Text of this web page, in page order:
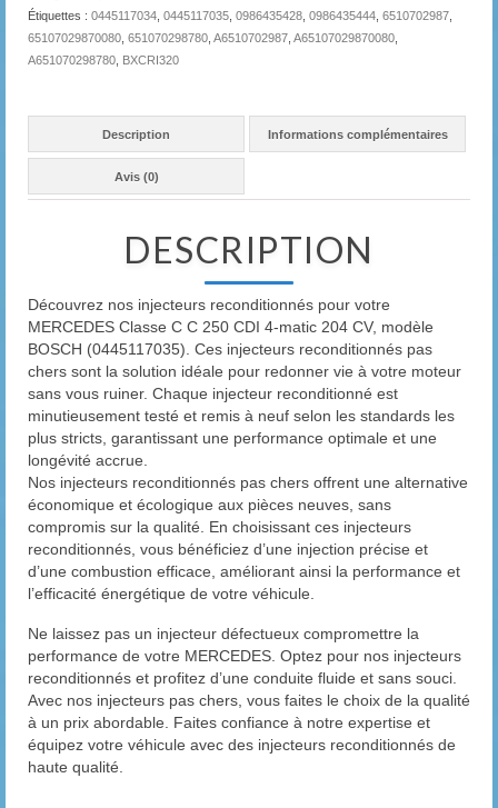
Étiquettes : 0445117034 0445117035 0986435428 0986435444 6510702987
65107029870080 651070298780 A6510702987 A65107029870080
A651070298780
BXCRI320
Description Informations complémentaires
Avis (0)
DESCRIPTION
Découvrez nos injecteurs reconditionnés pour votre
MERCEDES Classe C C 250 CDI 4-matic 204 CV, modèle
BOSCH (0445117035). Ces injecteurs reconditionnés pas
chers sont la solution idéale pour redonner vie à votre moteur
sans vous ruiner. Chaque injecteur reconditionné est
minutieusement testé et remis à neuf selon les standards les
plus stricts, garantissant une performance optimale et une
longévité accrue.
Nos injecteurs reconditionnés pas chers offrent une alternative
économique et écologique aux pièces neuves, sans
compromis sur la qualité. En choisissant ces injecteurs
reconditionnés, vous bénéficiez d’une injection précise et
d’une combustion efficace, améliorant ainsi la performance et
l’efficacité énergétique de votre véhicule.
Ne laissez pas un injecteur défectueux compromettre la
performance de votre MERCEDES. Optez pour nos injecteurs
reconditionnés et profitez d’une conduite fluide et sans souci.
Avec nos injecteurs pas chers, vous faites le choix de la qualité
à un prix abordable. Faites confiance à notre expertise et
équipez votre véhicule avec des injecteurs reconditionnés de
haute qualité.